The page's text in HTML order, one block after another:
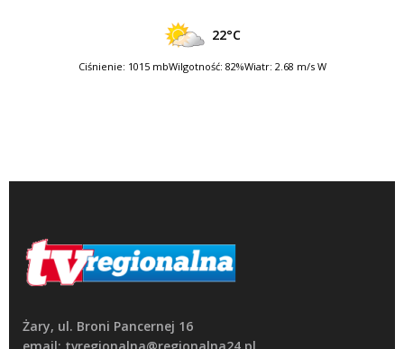
22°C
Ciśnienie: 1015 mbWilgotność: 82%Wiatr: 2.68 m/s W
Żary, ul. Broni Pancernej 16